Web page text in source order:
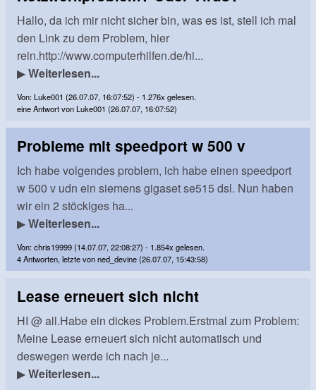
Hallo, da ich mir nicht sicher bin, was es ist, stell ich mal
den Link zu dem Problem, hier
rein.http://www.computerhilfen.de/hi...
▶Weiterlesen...
Von: Luke001 (26.07.07, 16:07:52) - 1.276x gelesen.
eine Antwort von Luke001 (26.07.07, 16:07:52)
Probleme mit speedport w 500 v
Ich habe volgendes problem, ich habe einen speedport
w 500 v udn ein siemens gigaset se515 dsl. Nun haben
wir ein 2 stöckiges ha...
▶Weiterlesen...
Von: chris19999 (14.07.07, 22:08:27) - 1.854x gelesen.
4 Antworten, letzte von ned_devine (26.07.07, 15:43:58)
Lease erneuert sich nicht
HI @ all.Habe ein dickes Problem.Erstmal zum Problem:
Meine Lease erneuert sich nicht automatisch und
deswegen werde ich nach je...
▶Weiterlesen...